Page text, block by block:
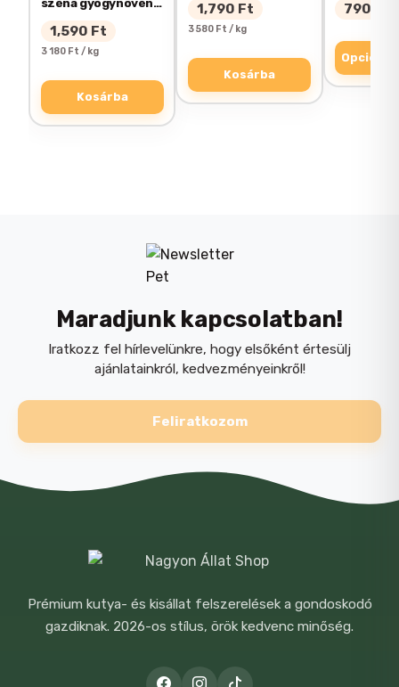
Összetétel:
98% széna, 2% lágyszárú növények
A TE ÉRTÉKELÉSED*
ÉRTÉKELÉSED
E-MAIL*
A NEVEM, E-MAIL CÍMEM, ÉS
WEBOLDALCÍMEM MENTÉSE A
széna gyógynövény
500g
1,590 Ft
3 180 Ft / kg
Kosárba
1,790 Ft
3 580 Ft / kg
Kosárba
790
Opciók
A
a
Maradjunk kapcsolatban!
Iratkozz fel hírlevelünkre, hogy elsőként értesülj
ajánlatainkról, kedvezményeinkről!
Feliratkozom
Prémium kutya- és kisállat felszerelések a gondoskodó
gazdiknak. 2026-os stílus, örök kedvenc minőség.